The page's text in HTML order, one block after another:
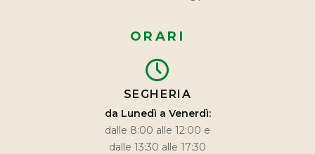
ORARI
SEGHERIA
da Lunedì a Venerdì:
dalle 8:00 alle 12:00 e
dalle 13:30 alle 17:30